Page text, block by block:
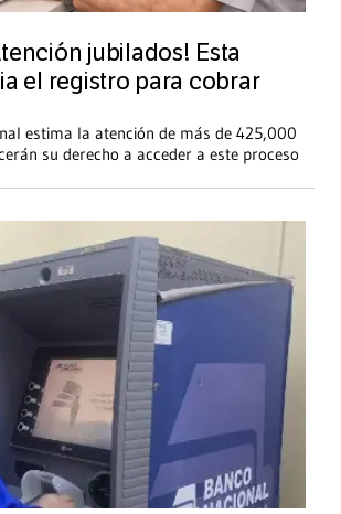
jubilados! Esta
el registro para cobrar
estima la atención de más de 425,000
su derecho a acceder a este proceso